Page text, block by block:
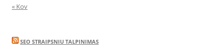
« Kov
SEO STRAIPSNIU TALPINIMAS